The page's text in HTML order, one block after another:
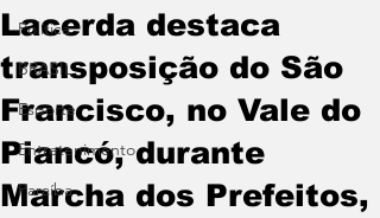
Política
BRASIL
Esporte
Entretenimento
Paraíba
Lacerda destaca
transposição do São
Francisco, no Vale do
Piancó, durante
Marcha dos Prefeitos,